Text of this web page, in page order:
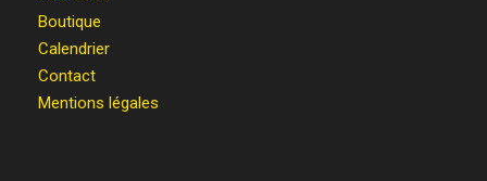
Boutique
Calendrier
Contact
Mentions légales